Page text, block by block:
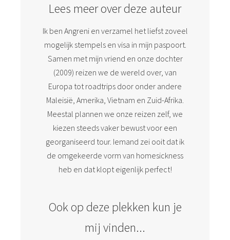
Lees meer over deze auteur
Ik ben Angreni en verzamel het liefst zoveel
mogelijk stempels en visa in mijn paspoort.
Samen met mijn vriend en onze dochter
(2009) reizen we de wereld over, van
Europa tot roadtrips door onder andere
Maleisië, Amerika, Vietnam en Zuid-Afrika.
Meestal plannen we onze reizen zelf, we
kiezen steeds vaker bewust voor een
georganiseerd tour. Iemand zei ooit dat ik
de omgekeerde vorm van homesickness
heb en dat klopt eigenlijk perfect!
Ook op deze plekken kun je
mij vinden...